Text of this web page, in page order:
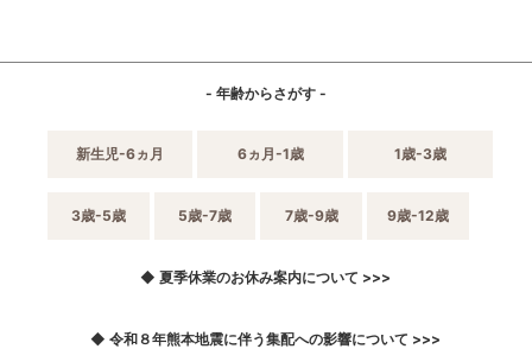
- 年齢からさがす -
新生児-6ヵ月 6ヵ月-1歳 1歳-3歳
3歳-5歳 5歳-7歳 7歳-9歳 9歳-12歳
◆ 夏季休業のお休み案内について >>>
◆ 令和８年熊本地震に伴う集配への影響について >>>